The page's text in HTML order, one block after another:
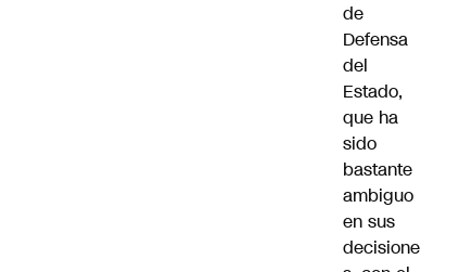
de
Defensa
del
Estado,
que ha
sido
bastante
ambiguo
en sus
decisione